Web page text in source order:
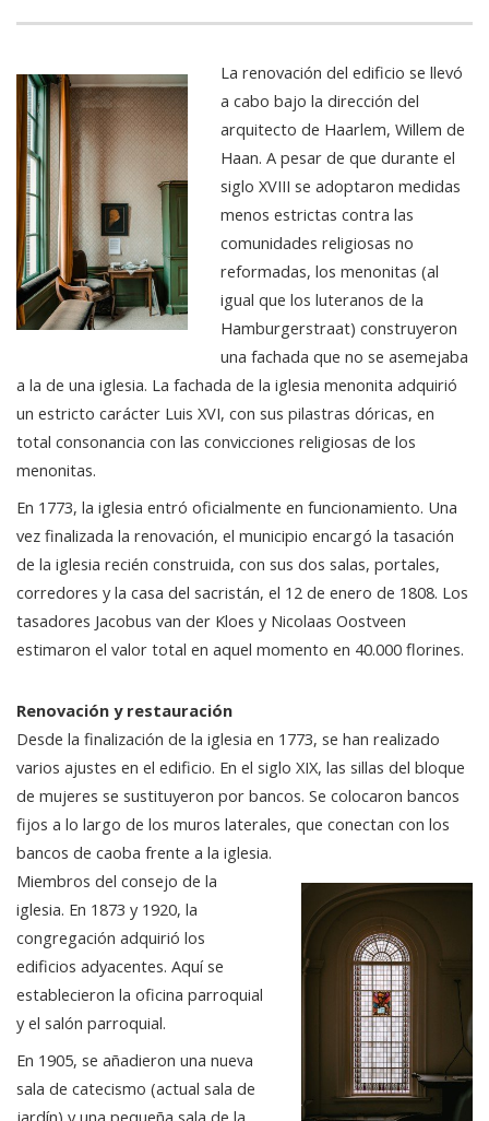
La renovación del edificio se llevó
a cabo bajo la dirección del
arquitecto de Haarlem, Willem de
Haan. A pesar de que durante el
siglo XVIII se adoptaron medidas
menos estrictas contra las
comunidades religiosas no
reformadas, los menonitas (al
igual que los luteranos de la
Hamburgerstraat) construyeron
una fachada que no se asemejaba
a la de una iglesia. La fachada de la iglesia menonita adquirió
un estricto carácter Luis XVI, con sus pilastras dóricas, en
total consonancia con las convicciones religiosas de los
menonitas.
En 1773, la iglesia entró oficialmente en funcionamiento. Una
vez finalizada la renovación, el municipio encargó la tasación
de la iglesia recién construida, con sus dos salas, portales,
corredores y la casa del sacristán, el 12 de enero de 1808. Los
tasadores Jacobus van der Kloes y Nicolaas Oostveen
estimaron el valor total en aquel momento en 40.000 florines.
Renovación y restauración
Desde la finalización de la iglesia en 1773, se han realizado
varios ajustes en el edificio. En el siglo XIX, las sillas del bloque
de mujeres se sustituyeron por bancos. Se colocaron bancos
fijos a lo largo de los muros laterales, que conectan con los
bancos de caoba frente a la iglesia.
Miembros del consejo de la
iglesia. En 1873 y 1920, la
congregación adquirió los
edificios adyacentes. Aquí se
establecieron la oficina parroquial
y el salón parroquial.
En 1905, se añadieron una nueva
sala de catecismo (actual sala de